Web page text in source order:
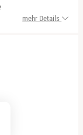
mehr Details